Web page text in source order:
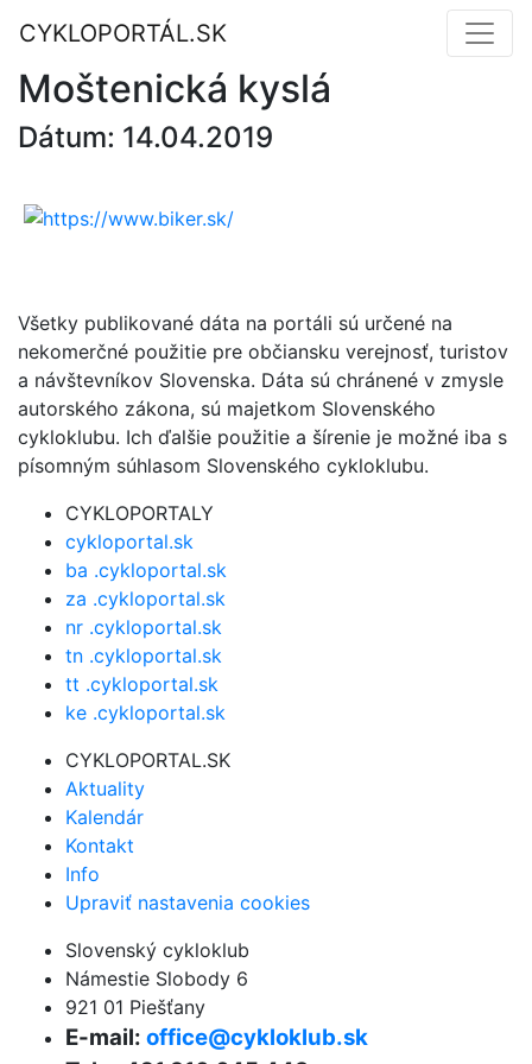
CYKLOPORTÁL.SK
Moštenická kyslá
Dátum: 14.04.2019
Všetky publikované dáta na portáli sú určené na
nekomerčné použitie pre občiansku verejnosť, turistov
a návštevníkov Slovenska. Dáta sú chránené v zmysle
autorského zákona, sú majetkom Slovenského
cykloklubu. Ich ďalšie použitie a šírenie je možné iba s
písomným súhlasom Slovenského cykloklubu.
CYKLOPORTALY
cykloportal.sk
ba .cykloportal.sk
za .cykloportal.sk
nr .cykloportal.sk
tn .cykloportal.sk
tt .cykloportal.sk
ke .cykloportal.sk
CYKLOPORTAL.SK
Aktuality
Kalendár
Kontakt
Info
Upraviť nastavenia cookies
Slovenský cykloklub
Námestie Slobody 6
921 01 Piešťany
E-mail: office@cykloklub.sk